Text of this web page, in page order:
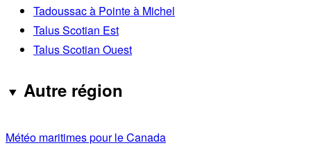
Tadoussac à Pointe à Michel
Talus Scotian Est
Talus Scotian Ouest
Autre région
Météo maritimes pour le Canada